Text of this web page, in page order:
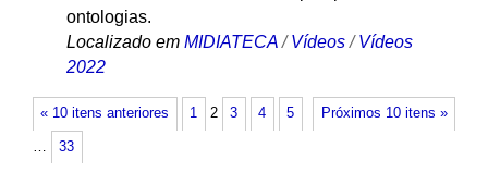
ontologias.
Localizado em MIDIATECA /Vídeos /Vídeos
2022
« 10 itens anteriores Próximos 10 itens »
1 2 3 4 5
… 33